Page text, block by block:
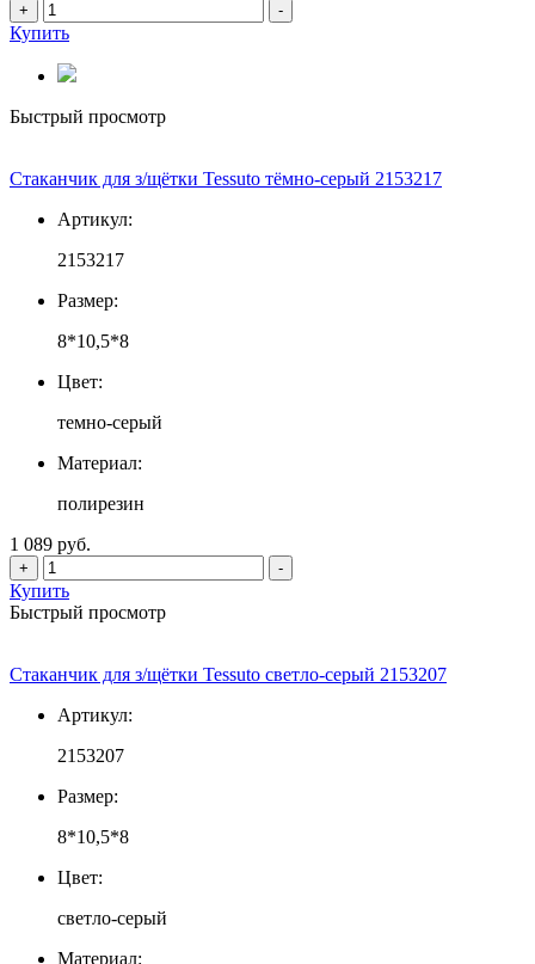
+ -
Купить
Быстрый просмотр
Стаканчик для з/щётки Tessuto тёмно-серый 2153217
Артикул:
2153217
Размер:
8*10,5*8
Цвет:
темно-серый
Материал:
полирезин
1 089 руб.
+ -
Купить
Быстрый просмотр
Стаканчик для з/щётки Tessuto светло-серый 2153207
Артикул:
2153207
Размер:
8*10,5*8
Цвет:
светло-серый
Материал: